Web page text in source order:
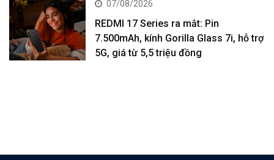
07/08/2026
REDMI 17 Series ra mắt: Pin
7.500mAh, kính Gorilla Glass 7i, hỗ trợ
5G, giá từ 5,5 triệu đồng